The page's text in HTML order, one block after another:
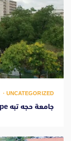
UNCATEGORIZED
جامعة حجه تبه hacettepe معلومات شاملة.